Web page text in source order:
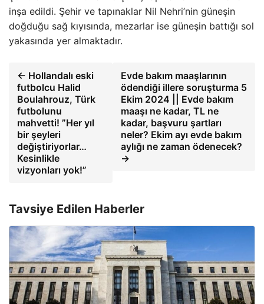
inşa edildi. Şehir ve tapınaklar Nil Nehri’nin güneşin
doğduğu sağ kıyısında, mezarlar ise güneşin battığı sol
yakasında yer almaktadır.
← Hollandalı eski
futbolcu Halid
Boulahrouz, Türk
futbolunu
mahvetti! ”Her yıl
bir şeyleri
değiştiriyorlar…
Kesinlikle
vizyonları yok!”
Evde bakım maaşlarının
ödendiği illere soruşturma 5
Ekim 2024 || Evde bakım
maaşı ne kadar, TL ne
kadar, başvuru şartları
neler? Ekim ayı evde bakım
aylığı ne zaman ödenecek?
→
Tavsiye Edilen Haberler